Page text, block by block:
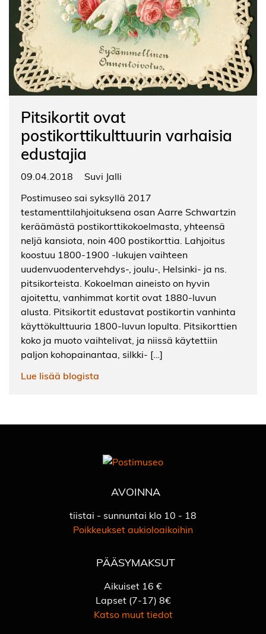
Pitsikortit ovat
postikorttikulttuurin varhaisia
edustajia
09.04.2018
Suvi Jalli
Postimuseo sai syksyllä 2017
testamenttilahjoituksena osan Aarre Schwartzin
keräämästä postikorttikokoelmasta, yhteensä
neljä kansiota, noin 400 postikorttia. Lahjoitus
koostuu 1800-1900 -lukujen vaihteen
uudenvuodentervehdys-, joulu-, Helsinki- ja ns.
pitsikorteista. Kokoelman aineisto on hyvin
ajoitettu, vanhimmat kortit ovat 1880-luvun
alusta. Pitsikortit edustavat postikortin vanhinta
käyttökulttuuria 1800-luvun lopulta. Pitsikorttien
koko ja muoto vaihtelivat, ja niissä käytettiin
paljon kohopainantaa, silkki- […]
Lue lisää blogista
AVOINNA
tiistai - sunnuntai klo 10 - 18
Poikkeukset aukioloaikoihin
PÄÄSYMAKSUT
Aikuiset 16 €
Lapset (7-17) 8€
Katso muut tiedot